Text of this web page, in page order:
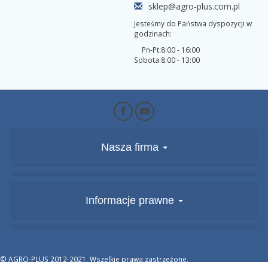
sklep@agro-plus.com.pl
Jesteśmy do Państwa dyspozycji w
godzinach:
Pn-Pt:
Sobota:
8:00 - 16:00
8:00 - 13:00
Nasza firma
Informacje prawne
© AGRO-PLUS 2012-2021. Wszelkie prawa zastrzeżone.